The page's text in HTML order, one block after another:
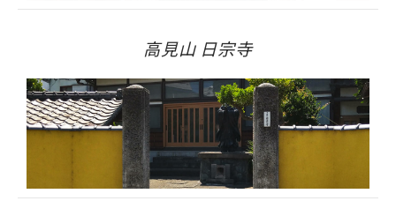
高見山 日宗寺